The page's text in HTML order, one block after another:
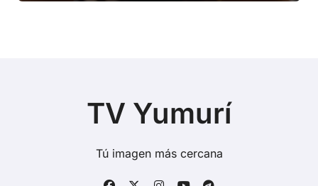
TV Yumurí
Tú imagen más cercana